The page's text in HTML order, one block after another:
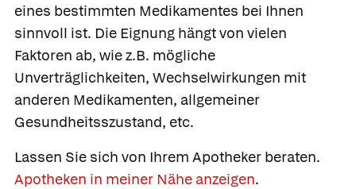
eines bestimmten Medikamentes bei Ihnen
sinnvoll ist. Die Eignung hängt von vielen
Faktoren ab, wie z.B. mögliche
Unverträglichkeiten, Wechselwirkungen mit
anderen Medikamenten, allgemeiner
Gesundheitsszustand, etc.
Lassen Sie sich von Ihrem Apotheker beraten.
Apotheken in meiner Nähe anzeigen.